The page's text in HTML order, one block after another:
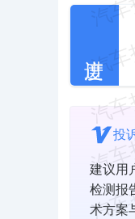
投
建议用
检测报
术方案